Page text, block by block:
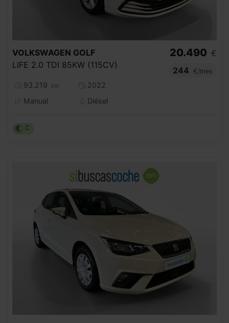
VOLKSWAGEN GOLF
LIFE 2.0 TDI 85KW (115CV)
93.219 km
2022
Manual
Diésel
20.490 €
244
€/mes
C